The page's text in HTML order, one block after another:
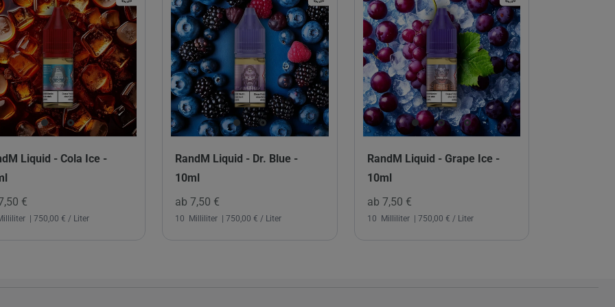
Liquid - Cola Ice -
€
| 750,00 € / Liter
RandM Liquid - Dr. Blue -
10ml
ab 7,50 €
10 Milliliter | 750,00 € / Liter
RandM Liquid - Grape Ice -
10ml
ab 7,50 €
10 Milliliter | 750,00 € / Liter